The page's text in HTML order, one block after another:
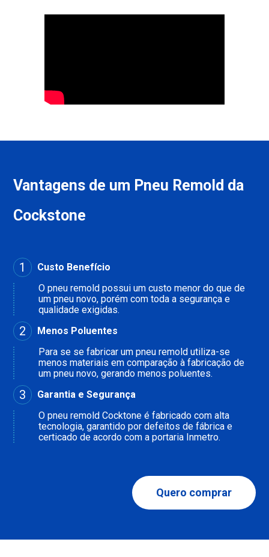
Vantagens de um Pneu Remold da
Cockstone
1
Custo Benefício
O pneu remold possui um custo menor do que de
um pneu novo, porém com toda a segurança e
qualidade exigidas.
2
Menos Poluentes
Para se se fabricar um pneu remold utiliza-se
menos materiais em comparação à fabricação de
um pneu novo, gerando menos poluentes.
3
Garantia e Segurança
O pneu remold Cocktone é fabricado com alta
tecnologia, garantido por defeitos de fábrica e
certicado de acordo com a portaria Inmetro.
Quero comprar